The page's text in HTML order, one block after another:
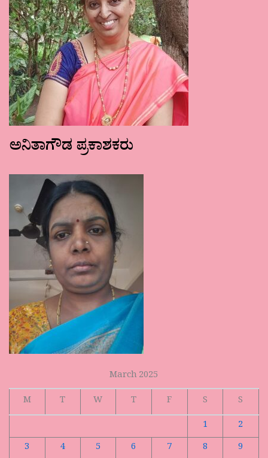
ಅನಿತಾಗೌಡ ಪ್ರಕಾಶಕರು
March 2025
M
T W T F S
S
1
2
3
4 5 6 7 8
9